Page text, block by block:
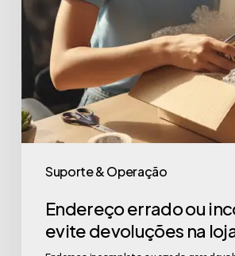
Suporte & Operação
Endereço errado ou
evite devoluções na